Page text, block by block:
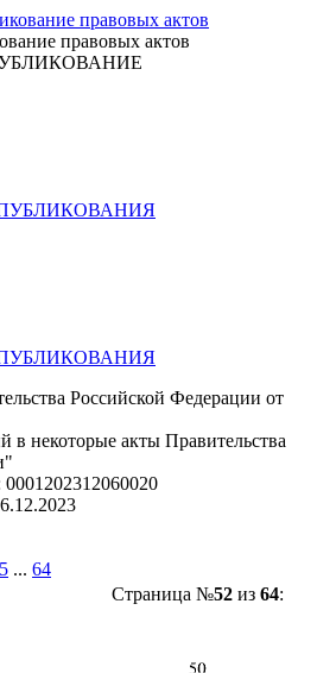
правовых актов
Российской Федерации от
в некоторые акты Правительства
0001202312060020
... 64
Страница №52из 64: